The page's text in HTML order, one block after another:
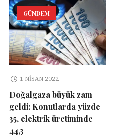
GÜNDEM
1 NISAN 2022
Doğalgaza büyük zam
geldi: Konutlarda yüzde
35, elektrik üretiminde
44,3